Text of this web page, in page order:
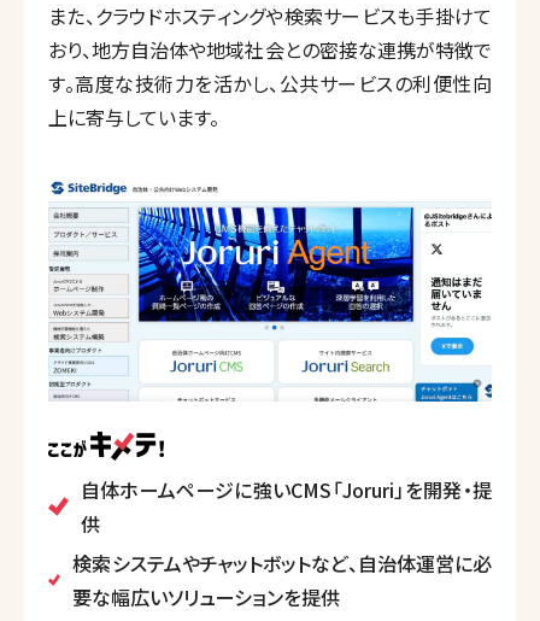
また、クラウドホスティングや検索サービスも手掛けて
おり、地方自治体や地域社会との密接な連携が特徴で
す。高度な技術力を活かし、公共サービスの利便性向
上に寄与しています。
自体ホームページに強いCMS「Joruri」を開発・提
供
検索システムやチャットボットなど、自治体運営に必
要な幅広いソリューションを提供